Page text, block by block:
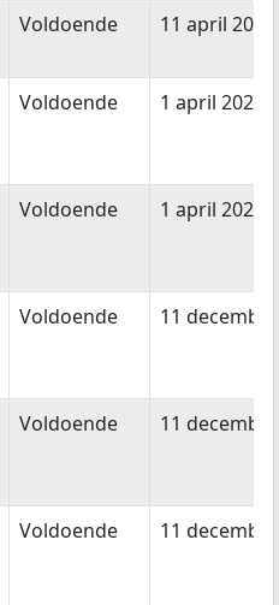
Resultaat
Voldoende 11 april 2023
Voldoende 1 april 2023
Voldoende 1 april 2023
Voldoende 11
Voldoende 11
Voldoende 11